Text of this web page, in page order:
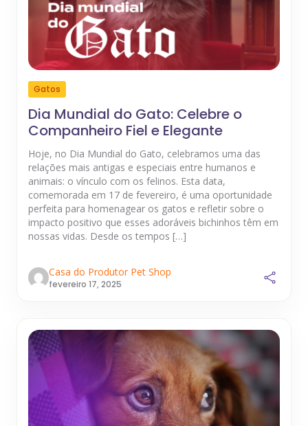
Gatos
Dia Mundial do Gato: Celebre o
Companheiro Fiel e Elegante
Hoje, no Dia Mundial do Gato, celebramos uma das
relações mais antigas e especiais entre humanos e
animais: o vínculo com os felinos. Esta data,
comemorada em 17 de fevereiro, é uma oportunidade
perfeita para homenagear os gatos e refletir sobre o
impacto positivo que esses adoráveis bichinhos têm em
nossas vidas. Desde os tempos […]
Casa do Produtor Pet Shop
fevereiro 17, 2025